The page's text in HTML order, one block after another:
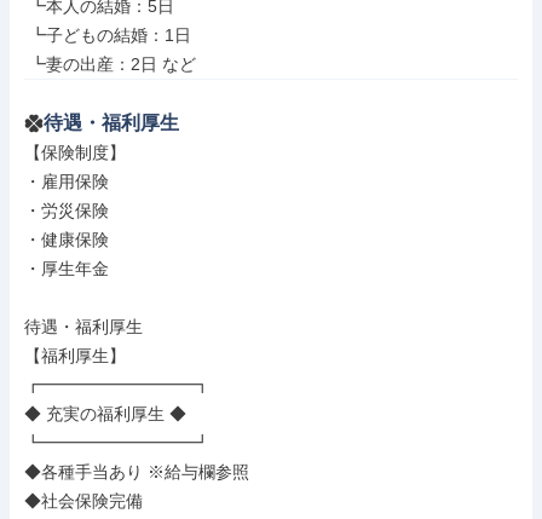
┗妻の出産：2日 など
待遇・福利厚生
【保険制度】
・雇用保険
・労災保険
・健康保険
・厚生年金
待遇・福利厚生
【福利厚生】
┏━━━━━━━━━┓
◆ 充実の福利厚生 ◆
┗━━━━━━━━━┛
◆各種手当あり ※給与欄参照
◆社会保険完備